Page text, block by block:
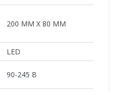
200 ММ Х 80 ММ
LED
90-245 В